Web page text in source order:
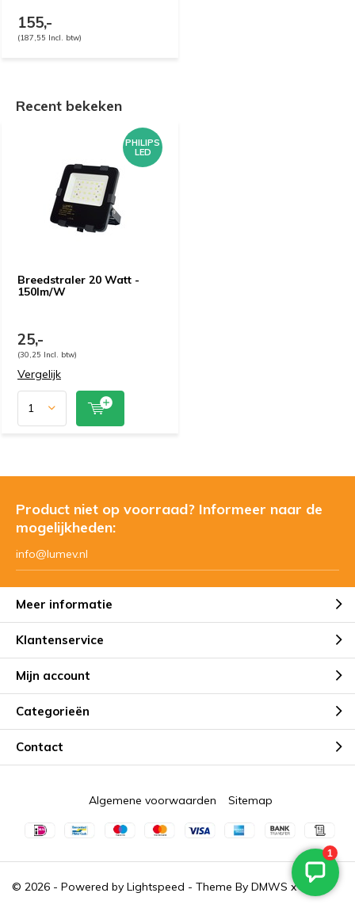
155,-
(187,55 Incl. btw)
Recent bekeken
Breedstraler 20 Watt -
150lm/W
PHILIPS
LED
25,-
(30,25 Incl. btw)
Vergelijk
Product niet op voorraad? Informeer naar de
mogelijkheden:
info@lumev.nl
Meer informatie
Klantenservice
Mijn account
Categorieën
Contact
© 2026 - Powered by Lightspeed - Theme By DMWS xPlus+
Algemene voorwaarden Sitemap